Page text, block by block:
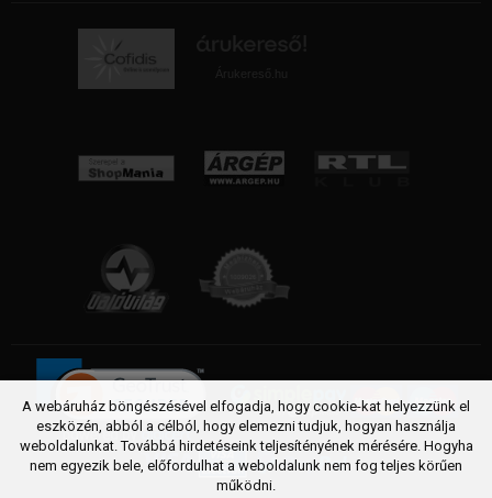
A webáruház böngészésével elfogadja, hogy cookie-kat helyezzünk el
eszközén, abból a célból, hogy elemezni tudjuk, hogyan használja
weboldalunkat. Továbbá hirdetéseink teljesítényének mérésére. Hogyha
nem egyezik bele, előfordulhat a weboldalunk nem fog teljes körűen
működni.